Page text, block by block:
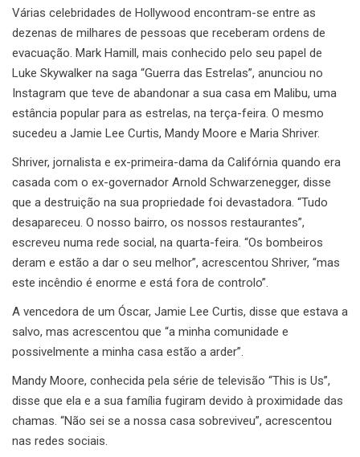
Várias celebridades de Hollywood encontram-se entre as
dezenas de milhares de pessoas que receberam ordens de
evacuação. Mark Hamill, mais conhecido pelo seu papel de
Luke Skywalker na saga “Guerra das Estrelas”, anunciou no
Instagram que teve de abandonar a sua casa em Malibu, uma
estância popular para as estrelas, na terça-feira. O mesmo
sucedeu a Jamie Lee Curtis, Mandy Moore e Maria Shriver.
Shriver, jornalista e ex-primeira-dama da Califórnia quando era
casada com o ex-governador Arnold Schwarzenegger, disse
que a destruição na sua propriedade foi devastadora. “Tudo
desapareceu. O nosso bairro, os nossos restaurantes”,
escreveu numa rede social, na quarta-feira. “Os bombeiros
deram e estão a dar o seu melhor”, acrescentou Shriver, “mas
este incêndio é enorme e está fora de controlo”.
A vencedora de um Óscar, Jamie Lee Curtis, disse que estava a
salvo, mas acrescentou que “a minha comunidade e
possivelmente a minha casa estão a arder”.
Mandy Moore, conhecida pela série de televisão “This is Us”,
disse que ela e a sua família fugiram devido à proximidade das
chamas. “Não sei se a nossa casa sobreviveu”, acrescentou
nas redes sociais.